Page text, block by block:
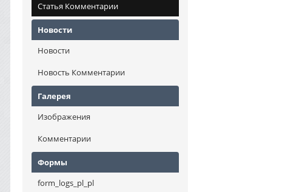
Статья Комментарии
Новости
Новости
Новость Комментарии
Галерея
Изображения
Комментарии
Формы
form_logs_pl_pl